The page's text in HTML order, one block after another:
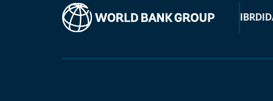
IBRD